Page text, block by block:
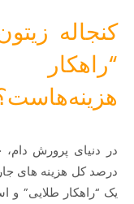
کنجاله
در دنیای پرورش
درصد کل هزینه‌ های
یک “راهکار طلایی” و